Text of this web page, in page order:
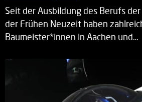
Seit der Ausbildung des Berufs
der Frühen Neuzeit haben
Baumeister*innen in Aachen und…